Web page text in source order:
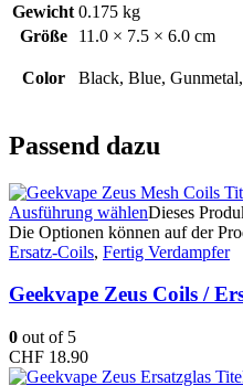
Gewicht 0.175 kg
Größe
11.0 × 7.5 × 6.0 cm
Color Black, Blue,
Passend dazu
Ausführung wählenDieses
Die Optionen können auf der
Ersatz-Coils, Fertig Verdampfer
Geekvape Zeus Coils /
0 out of 5
CHF 18.90